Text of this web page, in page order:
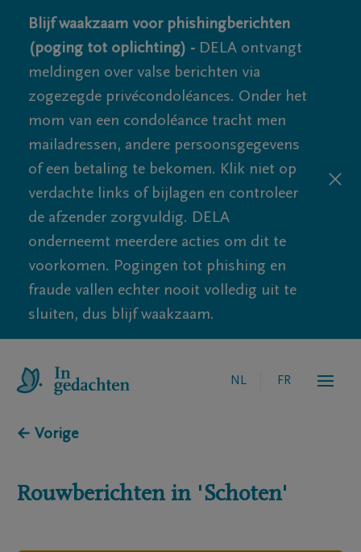
Blijf waakzaam voor phishingberichten
(poging tot oplichting) - DELA ontvangt
meldingen over valse berichten via
zogezegde privécondoléances. Onder het
mom van een condoléance tracht men
mailadressen, andere persoonsgegevens
of een betaling te bekomen. Klik niet op
verdachte links of bijlagen en controleer
de afzender zorgvuldig. DELA
onderneemt meerdere acties om dit te
voorkomen. Pogingen tot phishing en
fraude vallen echter nooit volledig uit te
sluiten, dus blijf waakzaam.
NL FR
← Vorige
Rouwberichten in 'Schoten'